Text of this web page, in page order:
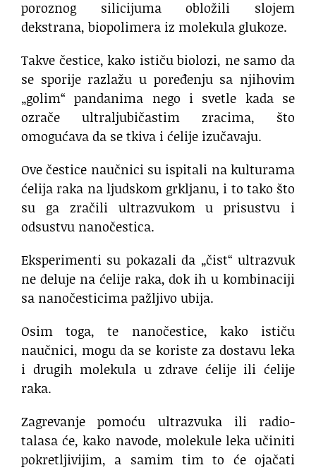
poroznog silicijuma obložili slojem
dekstrana, biopolimera iz molekula glukoze.
Takve čestice, kako ističu biolozi, ne samo da
se sporije razlažu u poređenju sa njihovim
„golim“ pandanima nego i svetle kada se
ozrače ultraljubičastim zracima, što
omogućava da se tkiva i ćelije izučavaju.
Ove čestice naučnici su ispitali na kulturama
ćelija raka na ljudskom grkljanu, i to tako što
su ga zračili ultrazvukom u prisustvu i
odsustvu nanočestica.
Eksperimenti su pokazali da „čist“ ultrazvuk
ne deluje na ćelije raka, dok ih u kombinaciji
sa nanočesticima pažljivo ubija.
Osim toga, te nanočestice, kako ističu
naučnici, mogu da se koriste za dostavu leka
i drugih molekula u zdrave ćelije ili ćelije
raka.
Zagrevanje pomoću ultrazvuka ili radio-
talasa će, kako navode, molekule leka učiniti
pokretljivijim, a samim tim to će ojačati